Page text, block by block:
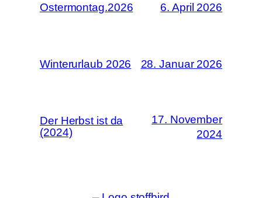
Ostermontag.2026 6. April 2026
Winterurlaub 2026 28. Januar 2026
Der Herbst ist da
(2024)
17. November
2024